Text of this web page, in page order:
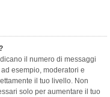
il numero di messaggi
esempio, moderatori e
il tuo livello. Non
solo per aumentare il tuo